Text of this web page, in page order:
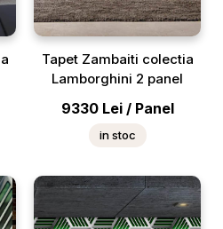
Tapet Zambaiti colectia
Lamborghini 2 panel
9330 Lei / Panel
in stoc